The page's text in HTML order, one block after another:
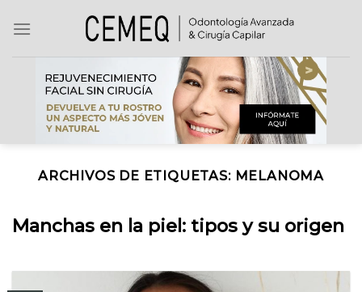
ARCHIVOS DE ETIQUETAS: MELANOMA
Manchas en la piel: tipos y su origen